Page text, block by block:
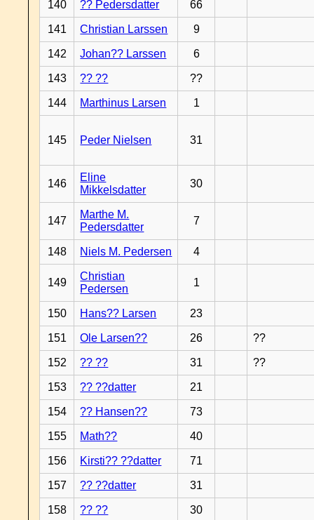
140 ?? Pedersdatter 66
141 Christian Larssen 9
142 Johan?? Larssen 6
143 ?? ?? ??
144 Marthinus Larsen 1
145 Peder Nielsen 31
146
Eline
Mikkelsdatter
30
147
Marthe M.
Pedersdatter
7
148 Niels M. Pedersen 4
149
Christian
Pedersen
1
150 Hans?? Larsen 23
151 Ole Larsen?? 26 ??
152 ?? ?? 31 ??
153 ?? ??datter 21
154 ?? Hansen?? 73
155 Math?? 40
156 Kirsti?? ??datter 71
157 ?? ??datter 31
158 ?? ?? 30